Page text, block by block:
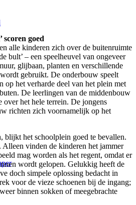
scoren goed
alle kinderen zich over de buitenruimte
bult’ – een speelheuvel van ongeveer
glijbaan, planten en verschillende
gebruikt. De onderbouw speelt
op het verharde deel van het plein met
De leerlingen van de middenbouw
over het hele terrein. De jongens
richten zich voornamelijk op het
blijkt het schoolplein goed te bevallen.
Alleen vinden de kinderen het jammer
mag worden als het regent, omdat er
wordt gelopen. Gelukkig heeft de
doch simpele oplossing bedacht in
voor de vieze schoenen bij de ingang;
binnen sokken of meegebrachte